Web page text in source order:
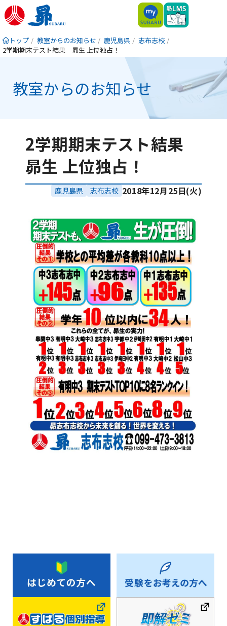
トップ 教室からのお知らせ 鹿児島県
志布志校
2学期期末テスト結果 昴生 上位独占！
教室からのお知らせ
2学期期末テスト結果
昴生 上位独占！
鹿児島県 志布志校 2018年12月25日(火)